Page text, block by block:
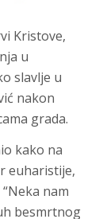
Kristove,
u
slavlje u
nakon
grada.
kako na
euharistije,
nam
besmrtnog